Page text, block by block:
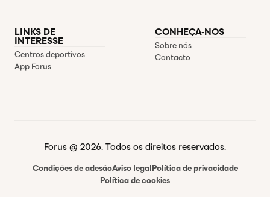
LINKS DE
INTERESSE
Centros deportivos
App Forus
CONHEÇA-NOS
Sobre nós
Contacto
Forus @ 2026. Todos os direitos reservados.
Condições de adesãoAviso legal Política de privacidade
Política de cookies